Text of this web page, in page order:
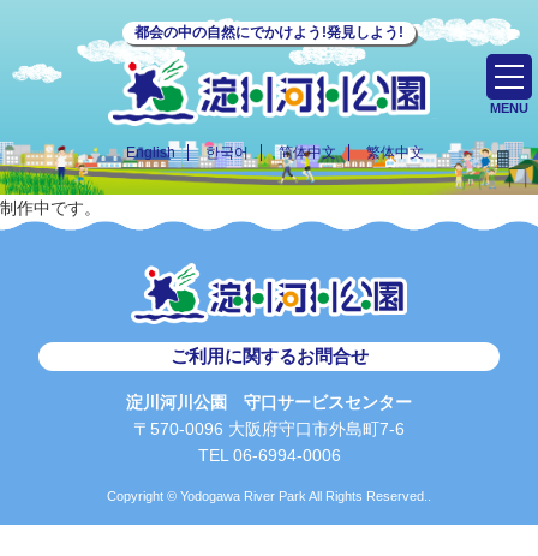
都会の中の自然にでかけよう!発見しよう!
English 한국어 简体中文 繁体中文
MENU
制作中です。
ご利用に関するお問合せ
淀川河川公園 守口サービスセンター
〒570-0096 大阪府守口市外島町7-6
TEL 06-6994-0006
Copyright © Yodogawa River Park All Rights Reserved..